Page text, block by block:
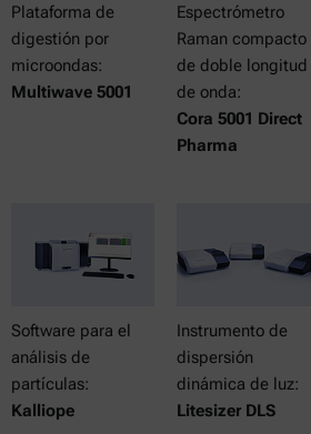
Plataforma de
digestión por
microondas:
Multiwave 5001
Espectrómetro
Raman compacto
de doble longitud
de onda:
Cora 5001 Direct
Pharma
Software para el
análisis de
partículas:
Kalliope
Instrumento de
dispersión
dinámica de luz:
Litesizer DLS